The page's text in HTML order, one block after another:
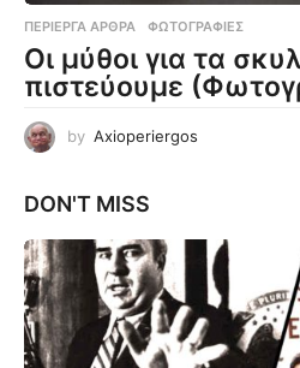
ΠΕΡΊΕΡΓΑ ΆΡΘΡΑ ,ΦΩΤΟΓΡΑΦΊΕΣ
Οι μύθοι για τα
πιστεύουμε
by Axioperiergos
DON'T MISS